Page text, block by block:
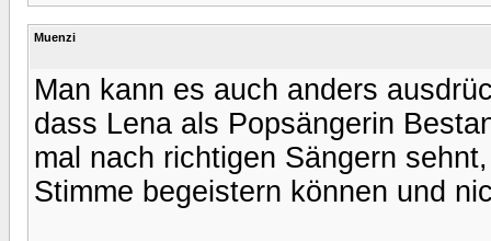
Muenzi
Man kann es auch anders
dass Lena als Popsängerin
mal nach richtigen Sängern
Stimme begeistern können und